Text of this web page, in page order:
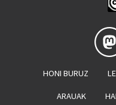
HONI BURUZ
ARAUAK